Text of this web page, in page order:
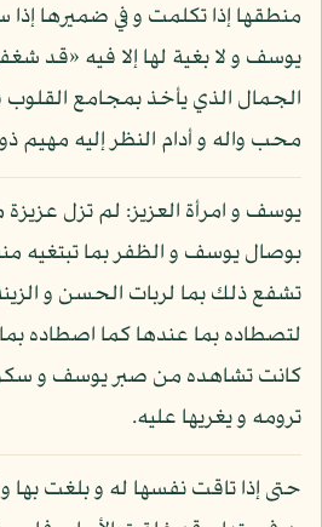
منطقها إذا تكلمت و في ضميرها إذا
يوسف و لا بغية لها إلا فيه «قد
الجمال الذي يأخذ بمجامع القلوب
محب واله و أدام النظر إليه مهيم
يوسف و امرأة العزيز: لم تزل
بوصال يوسف و الظفر بما تبتغيه
تشفع ذلك بما لربات الحسن و
لتصطاده بما عندها كما اصطاده
كانت تشاهده من صبر يوسف و
ترومه و يغريها عليه.
حتى إذا تاقت نفسها له و بلغت